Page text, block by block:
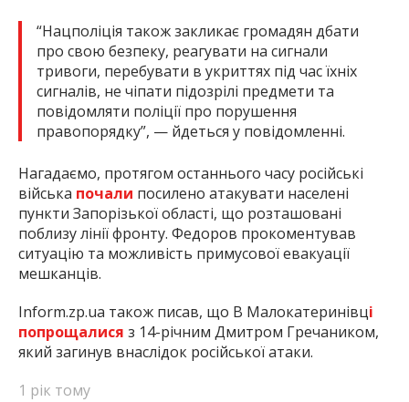
“Нацполіція також закликає громадян дбати
про свою безпеку, реагувати на сигнали
тривоги, перебувати в укриттях під час їхніх
сигналів, не чіпати підозрілі предмети та
повідомляти поліції про порушення
правопорядку”, — йдеться у повідомленні.
Нагадаємо, протягом останнього часу російські
війська почали посилено атакувати населені
пункти Запорізької області, що розташовані
поблизу лінії фронту. Федоров прокоментував
ситуацію та можливість примусової евакуації
мешканців.
Inform.zp.ua також писав, що В Малокатеринівці
попрощалися з 14-річним Дмитром Гречаником,
який загинув внаслідок російської атаки.
1 рік тому